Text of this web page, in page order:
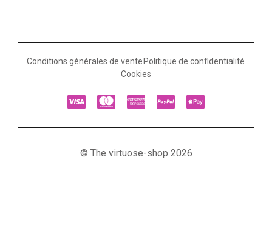
Conditions générales de vente Politique de confidentialité
Cookies
© The virtuose-shop 2026